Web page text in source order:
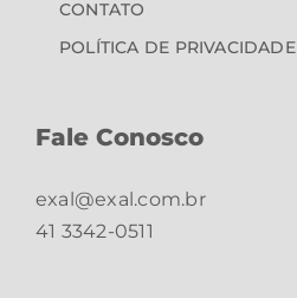
CONTATO
POLÍTICA DE PRIVACIDADE
Fale Conosco
exal@exal.com.br
41 3342-0511